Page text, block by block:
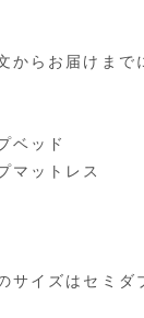
からお届けまで
ベッド
マットレス
サイズはセミダ